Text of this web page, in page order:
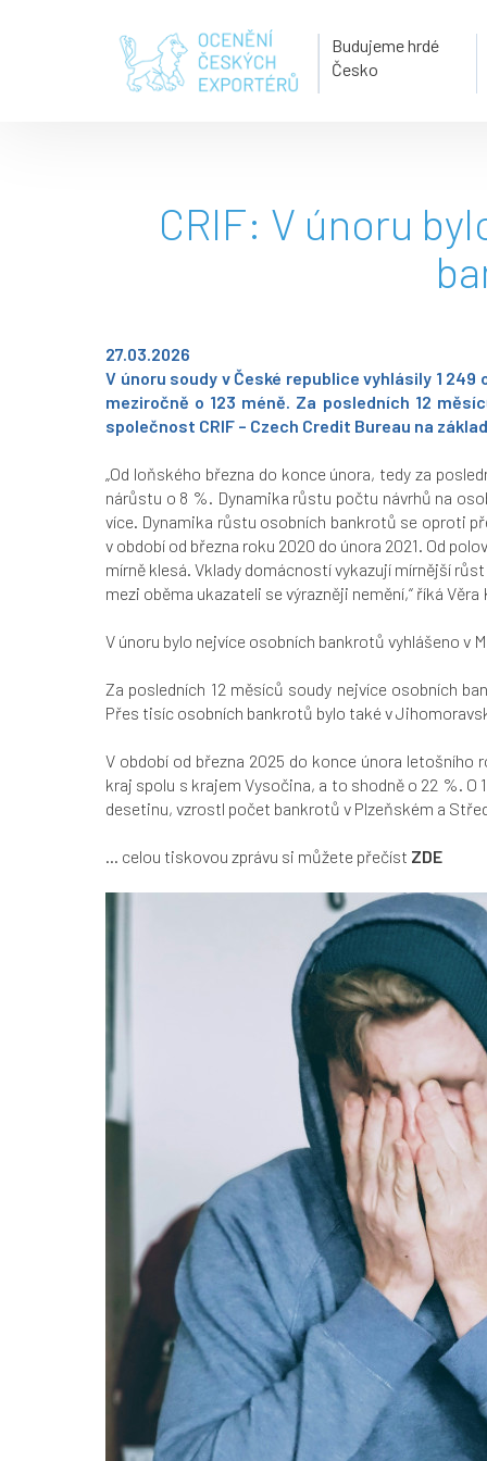
Budujeme hrdé
Česko
CRIF: V únoru
27.03.2026
V únoru soudy v České republice vyhlásily 1
meziročně o 123 méně. Za posledních 12
společnost CRIF – Czech Credit Bureau na
„Od loňského března do konce února, tedy za
nárůstu o 8 %. Dynamika růstu počtu návrhů na
více. Dynamika růstu osobních bankrotů se oproti
v období od března roku 2020 do února 2021. Od
mírně klesá. Vklady domácností vykazují mírnější
mezi oběma ukazateli se výrazněji nemění,“ říká Věra
V únoru bylo nejvíce osobních bankrotů vyhlášeno v
Za posledních 12 měsíců soudy nejvíce osobních
Přes tisíc osobních bankrotů bylo také v
V období od března 2025 do konce února
kraj spolu s krajem Vysočina, a to shodně o 22 %.
desetinu, vzrostl počet bankrotů v Plzeňském a
... celou tiskovou zprávu si můžete přečíst ZDE